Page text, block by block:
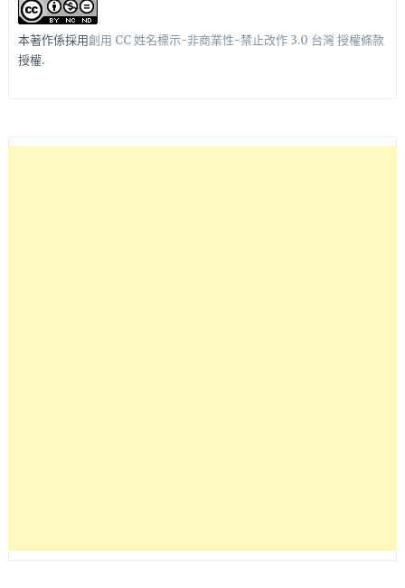
本著作係採用創用 CC 姓名標示-非商業性-禁止改作 3.0 台灣 授權條款
授權.